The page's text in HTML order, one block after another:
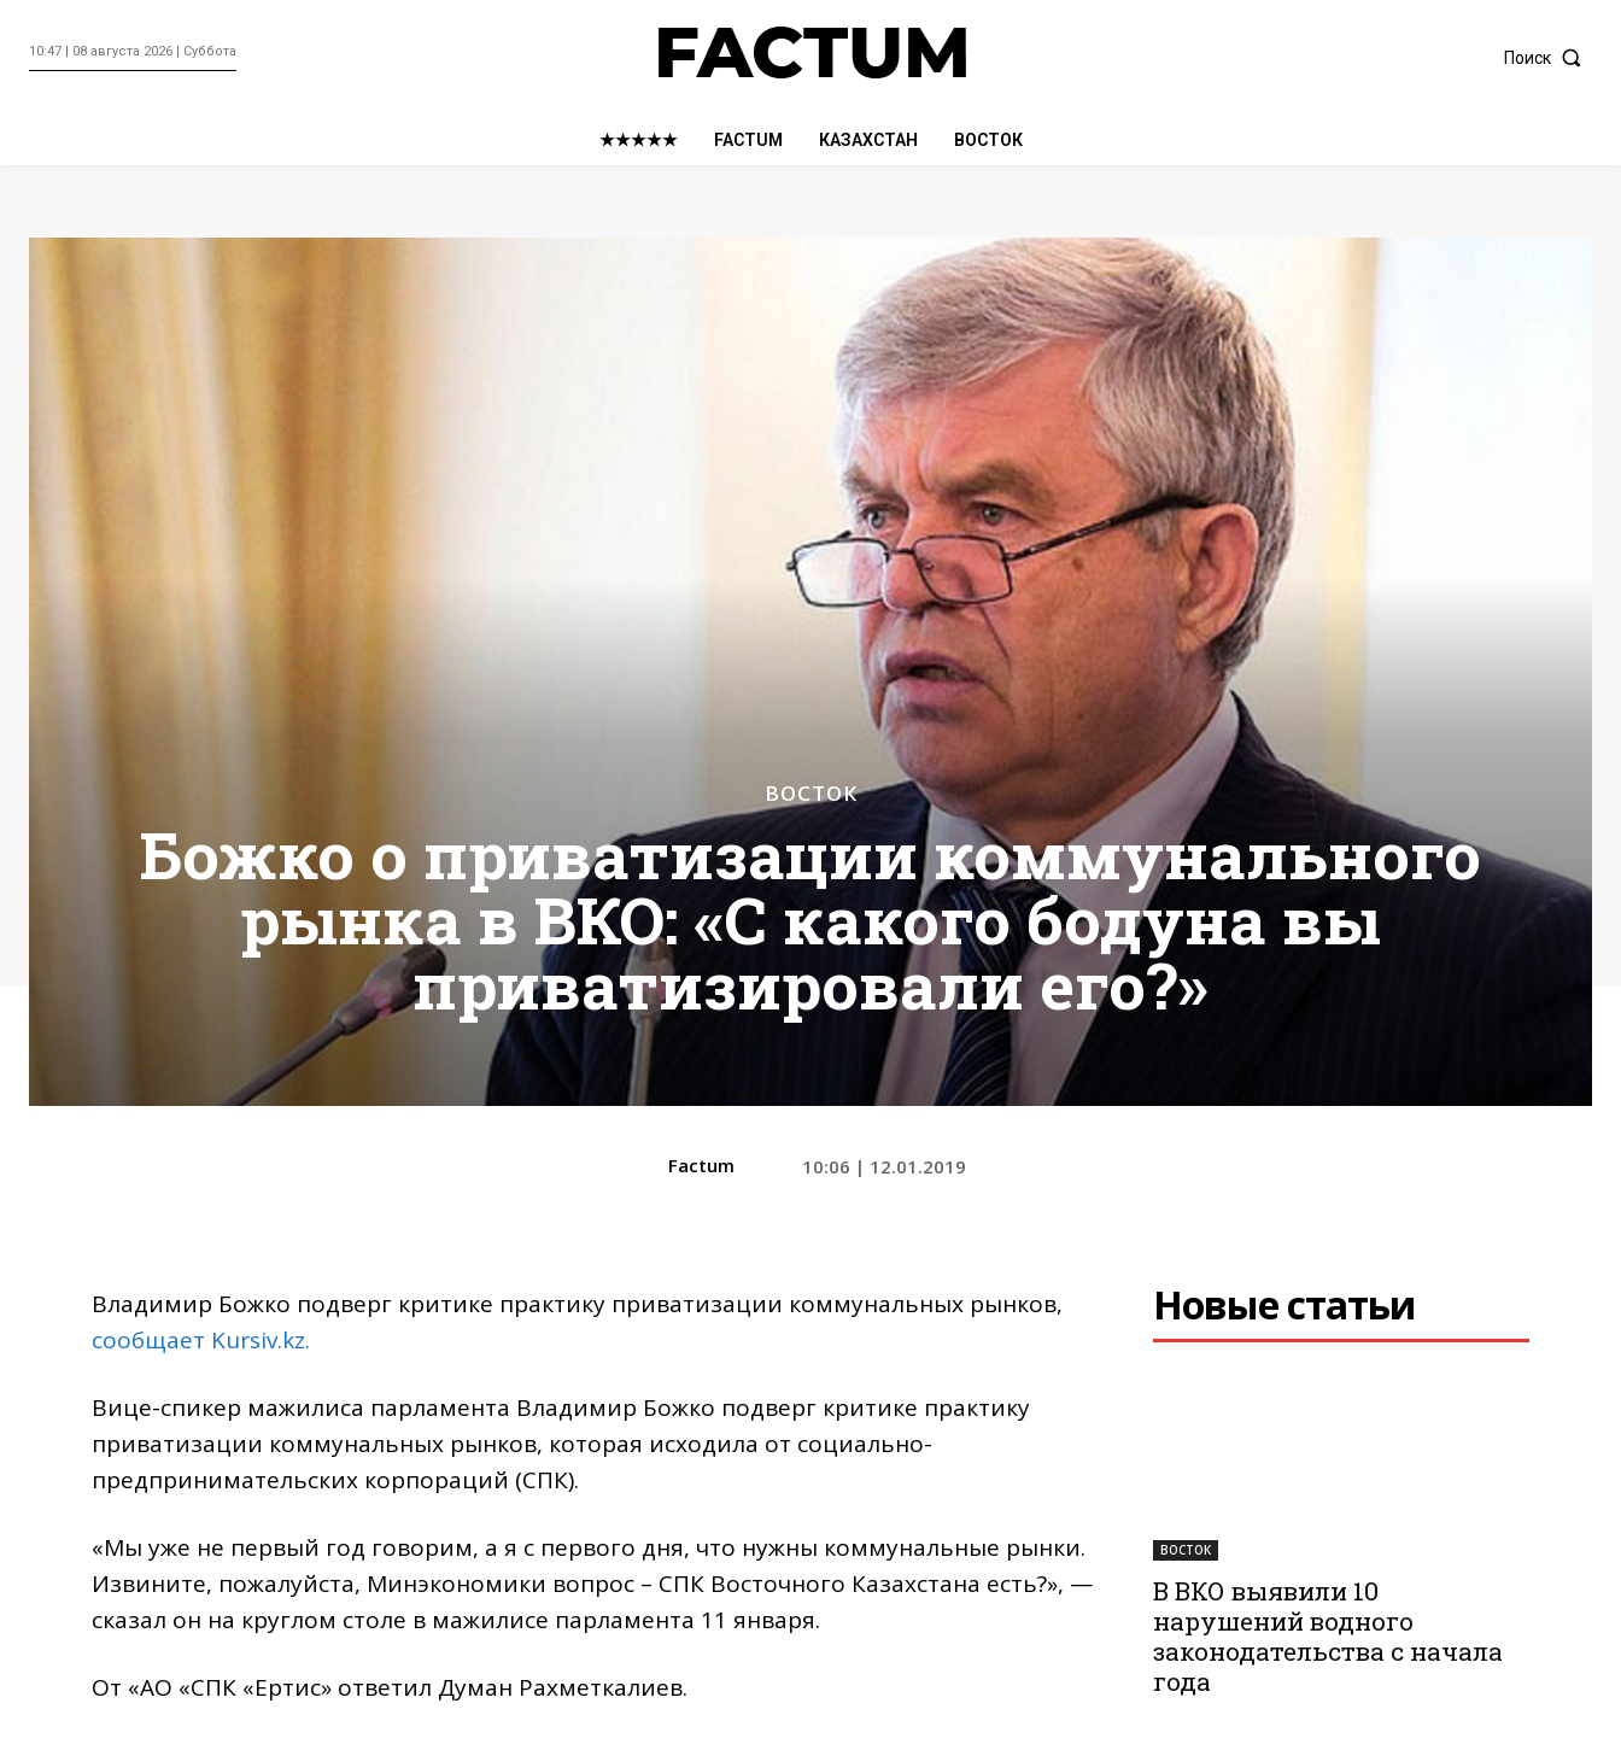
10:47 | 08 августа 2026 | Суббота Поиск
★★★★★ FACTUM КАЗАХСТАН ВОСТОК
ВОСТОК
Божко о приватизации коммунального
рынка в ВКО: «С какого бодуна вы
приватизировали его?»
Factum 10:06 | 12.01.2019
Владимир Божко подверг критике практику приватизации коммунальных рынков,
сообщает Kursiv.kz.
Вице-спикер мажилиса парламента Владимир Божко подверг критике практику
приватизации коммунальных рынков, которая исходила от социально-
предпринимательских корпораций (СПК).
«Мы уже не первый год говорим, а я с первого дня, что нужны коммунальные рынки.
Извините, пожалуйста, Минэкономики вопрос – СПК Восточного Казахстана есть?», —
сказал он на круглом столе в мажилисе парламента 11 января.
От «АО «СПК «Ертис» ответил Думан Рахметкалиев.
Новые статьи
ВОСТОК
В ВКО выявили 10
нарушений водного
законодательства с начала
года